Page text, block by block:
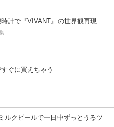
時計で『VIVANT』の世界観再現
ぐに買えちゃう
ルクピールで一日中ずっとうるツ